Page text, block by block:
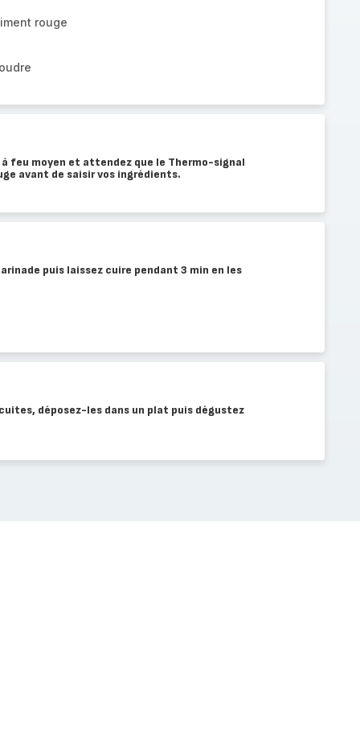
rouge
feu moyen et attendez que le Thermo-signal
avant de saisir vos ingrédients.
puis laissez cuire pendant 3 min en les
déposez-les dans un plat puis dégustez